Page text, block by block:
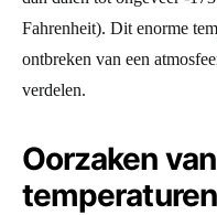
Fahrenheit). Dit enorme
ontbreken van een
verdelen.
Oorzaken
temperaturen